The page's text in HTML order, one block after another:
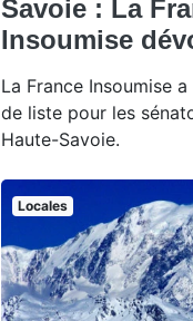
Savoie : La
Insoumise
La France Insoumise
de liste pour les
Haute-Savoie.
Locales